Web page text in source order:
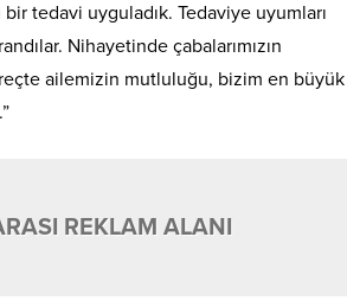
tedavi uyguladık. Tedaviye uyumları
Nihayetinde çabalarımızın
ailemizin mutluluğu, bizim en büyük
REKLAM ALANI